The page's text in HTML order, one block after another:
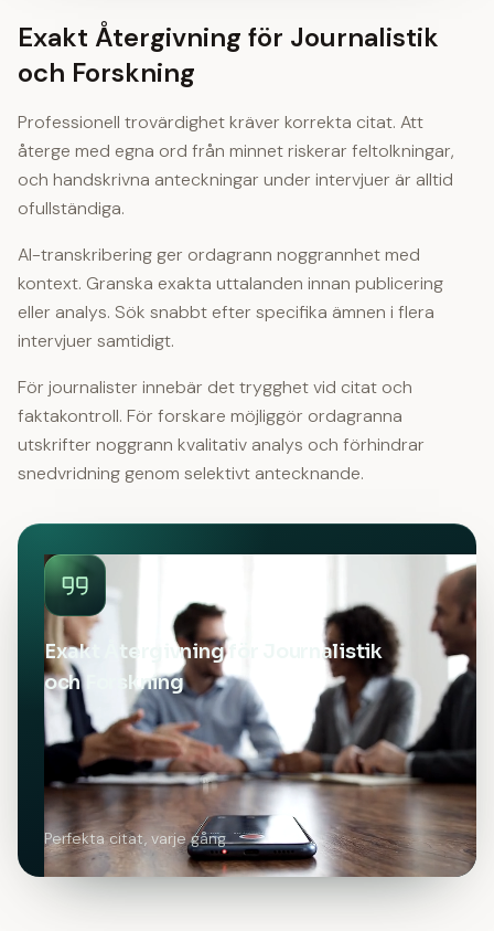
Exakt Återgivning för Journalistik
och Forskning
Professionell trovärdighet kräver korrekta citat. Att
återge med egna ord från minnet riskerar feltolkningar,
och handskrivna anteckningar under intervjuer är alltid
ofullständiga.
AI-transkribering ger ordagrann noggrannhet med
kontext. Granska exakta uttalanden innan publicering
eller analys. Sök snabbt efter specifika ämnen i flera
intervjuer samtidigt.
För journalister innebär det trygghet vid citat och
faktakontroll. För forskare möjliggör ordagranna
utskrifter noggrann kvalitativ analys och förhindrar
snedvridning genom selektivt antecknande.
Exakt Återgivning för Journalistik
och Forskning
Perfekta citat, varje gång